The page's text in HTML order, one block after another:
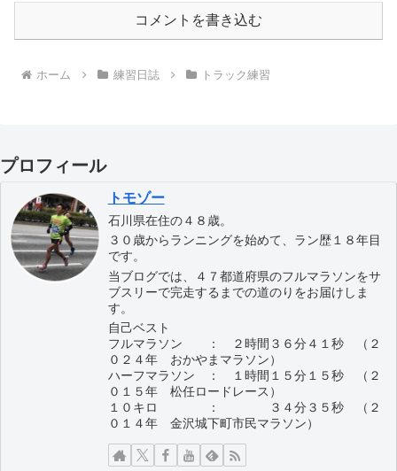
コメントを書き込む
ホーム 練習日誌 トラック練習
プロフィール
トモゾー
石川県在住の４８歳。
３０歳からランニングを始めて、ラン歴１８年目
です。
当ブログでは、４７都道府県のフルマラソンをサ
ブスリーで完走するまでの道のりをお届けしま
す。
自己ベスト
フルマラソン ： ２時間３６分４１秒 （２
０２４年 おかやまマラソン）
ハーフマラソン ： １時間１５分１５秒 （２
０１５年 松任ロードレース）
１０キロ ： ３４分３５秒 （２
０１４年 金沢城下町市民マラソン）